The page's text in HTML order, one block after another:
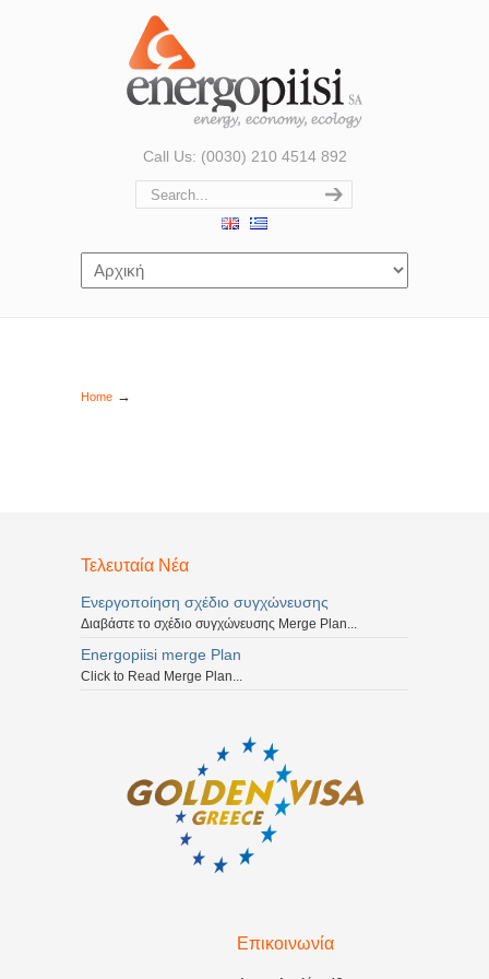
Call Us: (0030) 210 4514 892
Home →
Τελευταία Νέα
Ενεργοποίηση σχέδιο συγχώνευσης
Διαβάστε το σχέδιο συγχώνευσης Merge Plan...
Energopiisi merge Plan
Click to Read Merge Plan...
Επικοινωνία